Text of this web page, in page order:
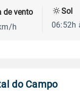
de vento
h
Sol
06:52h
do Campo